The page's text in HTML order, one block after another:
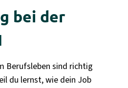
bei der
Berufsleben sind richtig
du lernst, wie dein Job